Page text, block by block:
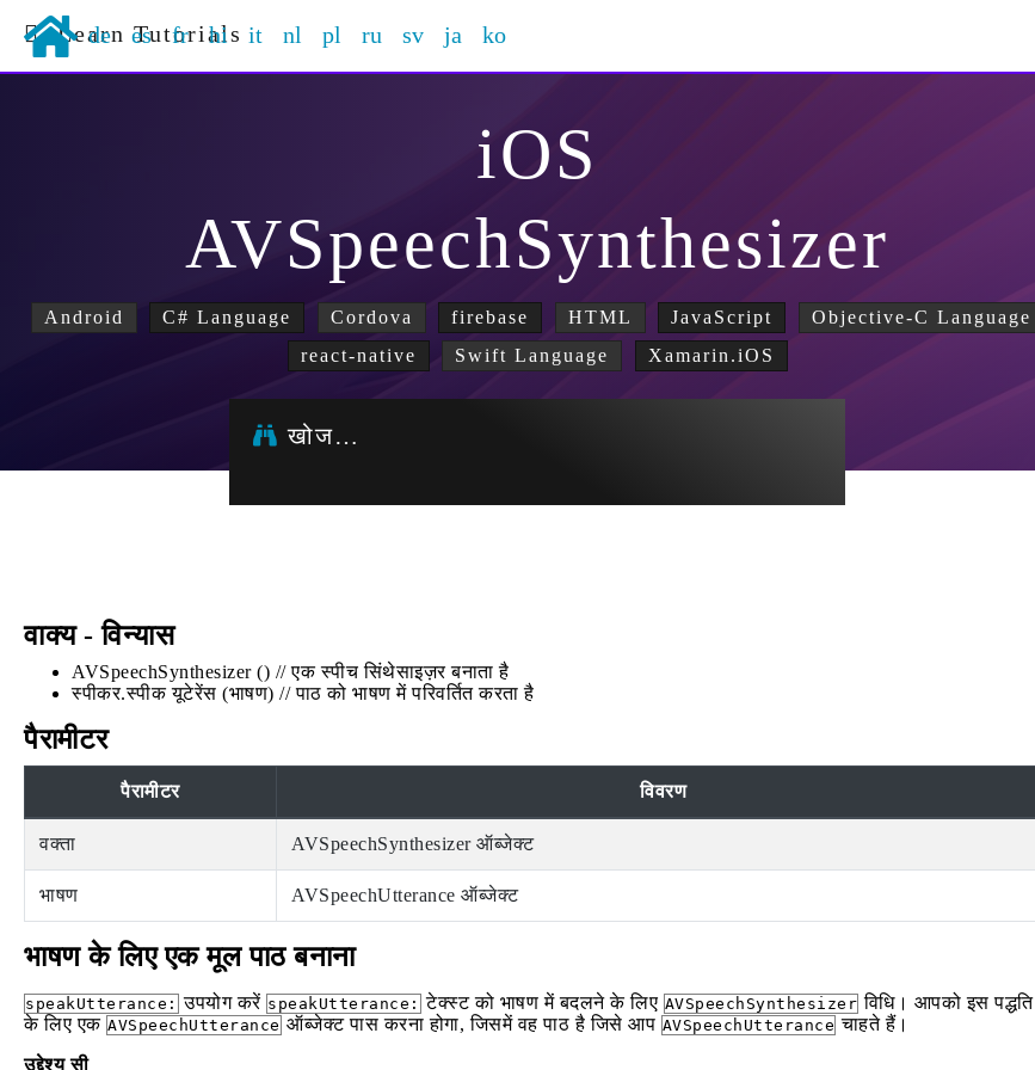
Learn Tutorials
de es fr hi it nl pl ru sv ja ko
iOS
AVSpeechSynthesizer
Android C# Language Cordova firebase HTML JavaScript
Objective-C Language
react-native
Swift Language Xamarin.iOS
खोज…
वाक्य - विन्यास
AVSpeechSynthesizer () // एक स्पीच सिंथेसाइज़र बनाता है
स्पीकर.स्पीक यूटेरेंस (भाषण) // पाठ को भाषण में परिवर्तित करता है
पैरामीटर
पैरामीटर विवरण
वक्ता AVSpeechSynthesizer ऑब्जेक्ट
भाषण AVSpeechUtterance ऑब्जेक्ट
भाषण के लिए एक मूल पाठ बनाना
speakUtterance: उपयोग करें speakUtterance: टेक्स्ट को भाषण में बदलने के लिए AVSpeechSynthesizer विधि। आपको इस पद्धति
के लिए एक AVSpeechUtterance ऑब्जेक्ट पास करना होगा, जिसमें वह पाठ है जिसे आप AVSpeechUtterance चाहते हैं।
उद्देश्य सी